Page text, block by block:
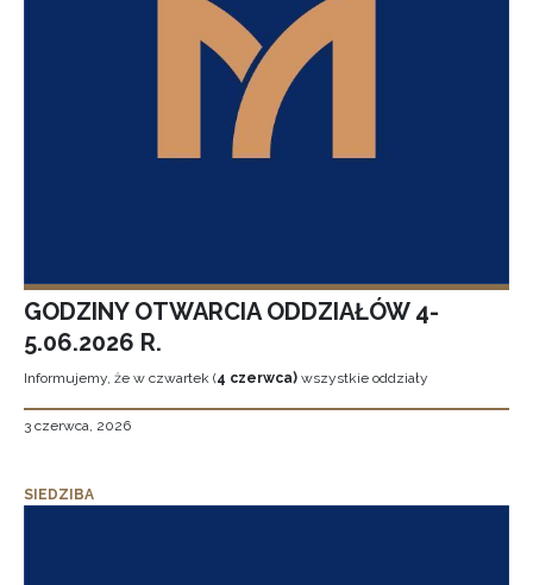
GODZINY OTWARCIA ODDZIAŁÓW 4-
5.06.2026 R.
Informujemy, że w czwartek (4 czerwca) wszystkie oddziały
3 czerwca, 2026
SIEDZIBA